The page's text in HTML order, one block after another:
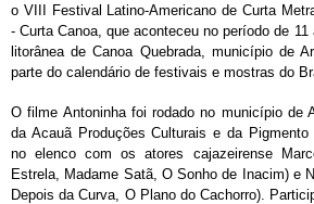
o VIII Festival Latino-Americano de Curta
- Curta Canoa, que aconteceu no período de
litorânea de Canoa Quebrada, município de
parte do calendário de festivais e mostras do
O filme Antoninha foi rodado no município de
da Acauã Produções Culturais e da
no elenco com os atores cajazeirense
Estrela, Madame Satã, O Sonho de Inacim) e
Depois da Curva, O Plano do Cachorro).